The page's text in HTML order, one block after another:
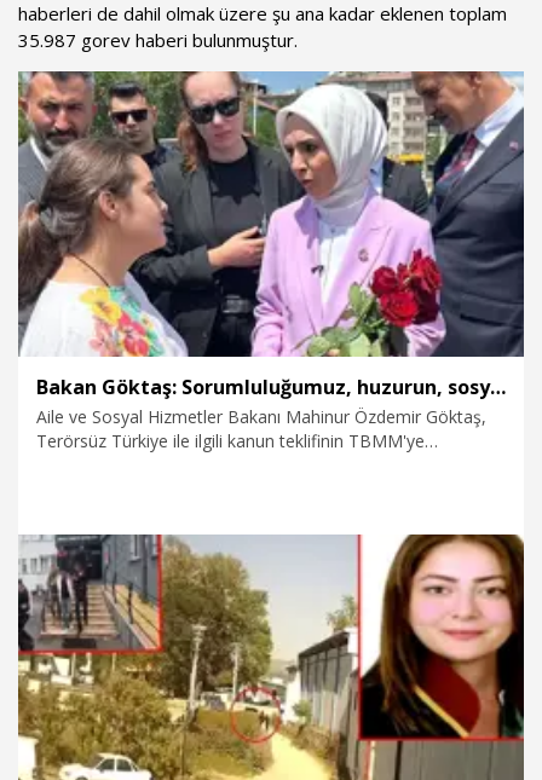
haberleri de dahil olmak üzere şu ana kadar eklenen toplam
35.987 gorev haberi bulunmuştur.
Bakan Göktaş: Sorumluluğumuz, huzurun, sosyal dayanışmayla daha da güçlenmesini sağlamaktır
Aile ve Sosyal Hizmetler Bakanı Mahinur Özdemir Göktaş,
Terörsüz Türkiye ile ilgili kanun teklifinin TBMM'ye
büyüdüğü, ailelerin geleceğe umutla baktığı 'Türkiye Yüzyılı'nı
inşa etmektir. Sorumluluğumuz, huzurun sosyal
dayanışmayla daha da güçlenmesini sağlamaktır" dedi.
6.08.2026 Politika